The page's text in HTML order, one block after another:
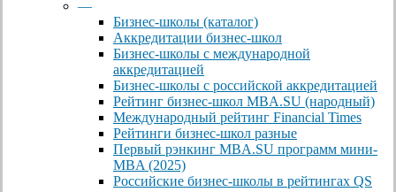
—
Бизнес-школы (каталог)
Аккредитации бизнес-школ
Бизнес-школы с международной
аккредитацией
Бизнес-школы с российской аккредитацией
Рейтинг бизнес-школ MBA.SU (народный)
Международный рейтинг Financial Times
Рейтинги бизнес-школ разные
Первый рэнкинг MBA.SU программ мини-
MBA (2025)
Российские бизнес-школы в рейтингах QS